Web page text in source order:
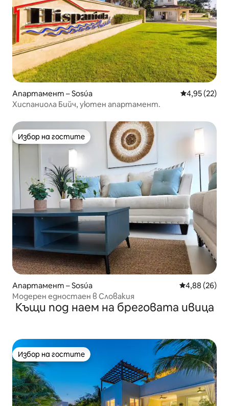
Апартамент – Sosúa Средна
4,95 (22)
Хиспаниола Бийч, уютен апартамент.
Избор на гостите
Избор на гостите
Апартамент – Sosúa Средна
4,88 (26)
Модерен едностаен в Словакия
Къщи под наем на бреговата ивица
Избор на гостите
Избор на гостите